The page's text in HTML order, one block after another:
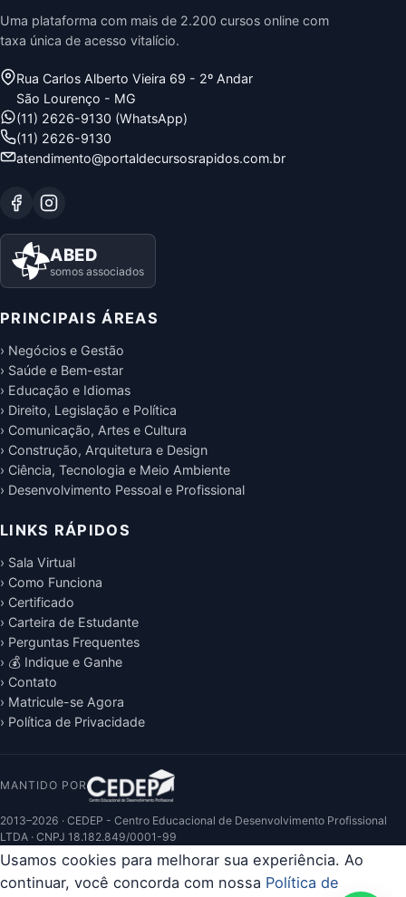
Uma plataforma com mais de 2.200 cursos online com
taxa única de acesso vitalício.
Rua Carlos Alberto Vieira 69 - 2º Andar
São Lourenço - MG
(11) 2626-9130 (WhatsApp)
(11) 2626-9130
atendimento@portaldecursosrapidos.com.br
ABED
somos associados
PRINCIPAIS ÁREAS
› Negócios e Gestão
› Saúde e Bem-estar
› Educação e Idiomas
› Direito, Legislação e Política
› Comunicação, Artes e Cultura
› Construção, Arquitetura e Design
› Ciência, Tecnologia e Meio Ambiente
› Desenvolvimento Pessoal e Profissional
LINKS RÁPIDOS
› Sala Virtual
› Como Funciona
› Certificado
› Carteira de Estudante
› Perguntas Frequentes
› 💰 Indique e Ganhe
› Contato
› Matricule-se Agora
› Política de Privacidade
MANTIDO POR
2013–2026 · CEDEP - Centro Educacional de Desenvolvimento Profissional
LTDA · CNPJ 18.182.849/0001-99
Usamos cookies para melhorar sua experiência. Ao
continuar, você concorda com nossa Política de